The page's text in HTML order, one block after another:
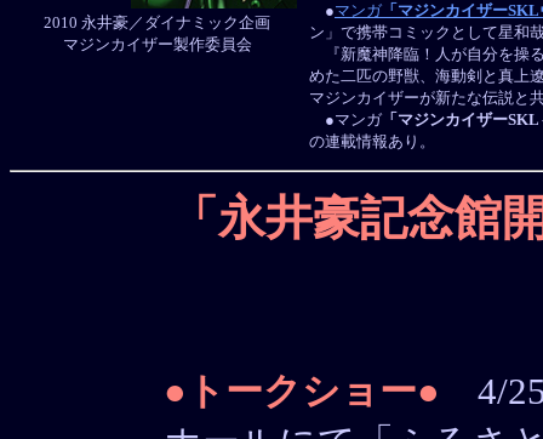
2010 永井豪／ダイナミック企画
マジンカイザー製作委員会
●マンガ「マジンカイザー
ン」で携帯コミックとして星和
『新魔神降臨！人が自分を操
めた二匹の野獣、海動剣と真上
マジンカイザーが新たな伝説と
●マンガ「マジンカイザーSKL
の連載情報あり。
「永井豪記念館
●トークショー● 4/